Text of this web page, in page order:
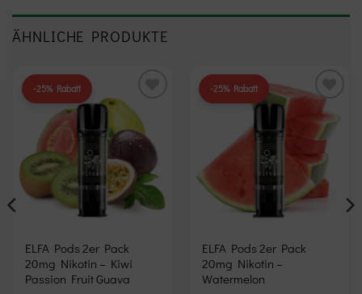
ÄHNLICHE PRODUKTE
-25% Rabatt
Add to
wishlist
ELFA Pods 2er Pack
20mg Nikotin – Kiwi
Passion Fruit Guava
-25% Rabatt
Add to
wishlist
ELFA Pods 2er Pack
20mg Nikotin –
Watermelon